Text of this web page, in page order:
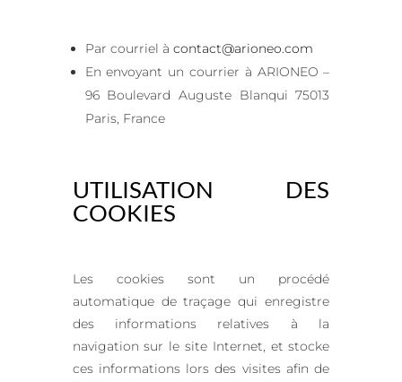
Par courriel à contact@arioneo.com
En envoyant un courrier à ARIONEO –
96 Boulevard Auguste Blanqui 75013
Paris, France
UTILISATION DES
COOKIES
Les cookies sont un procédé
automatique de traçage qui enregistre
des informations relatives à la
navigation sur le site Internet, et stocke
ces informations lors des visites afin de